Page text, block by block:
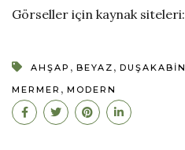
Görseller için kaynak siteleri:
AHŞAP , BEYAZ , DUŞAKABIN
MERMER , MODERN